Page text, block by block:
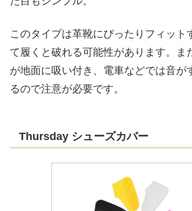
このタイプは革靴にぴったりフィット
て履くと破れる可能性があります。ま
が地面に吸い付き、電車などでは音が
るので注意が必要です。
Thursday シューズカバー